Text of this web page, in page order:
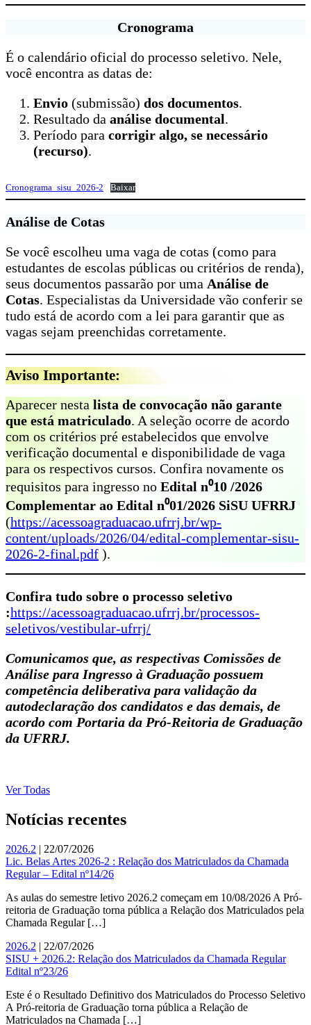
Cronograma
É o calendário oficial do processo seletivo. Nele,
você encontra as datas de:
Envio (submissão) dos documentos.
Resultado da análise documental.
Período para corrigir algo, se necessário
(recurso).
Cronograma_sisu_2026-2 Baixar
Análise de Cotas
Se você escolheu uma vaga de cotas (como para
estudantes de escolas públicas ou critérios de renda),
seus documentos passarão por uma Análise de
Cotas. Especialistas da Universidade vão conferir se
tudo está de acordo com a lei para garantir que as
vagas sejam preenchidas corretamente.
Aviso Importante:
Aparecer nesta lista de convocação não garante
que está matriculado. A seleção ocorre de acordo
com os critérios pré estabelecidos que envolve
verificação documental e disponibilidade de vaga
para os respectivos cursos. Confira novamente os
requisitos para ingresso no Edital n⁰10 /2026
Complementar ao Edital n⁰01/2026 SiSU UFRRJ
(https://acessoagraduacao.ufrrj.br/wp-
content/uploads/2026/04/edital-complementar-sisu-
2026-2-final.pdf ).
Confira tudo sobre o processo seletivo
:https://acessoagraduacao.ufrrj.br/processos-
seletivos/vestibular-ufrrj/
Comunicamos que, as respectivas Comissões de
Análise para Ingresso à Graduação possuem
competência deliberativa para validação da
autodeclaração dos candidatos e das demais, de
acordo com Portaria da Pró-Reitoria de Graduação
da UFRRJ.
Ver Todas
Notícias recentes
2026.2 | 22/07/2026
Lic. Belas Artes 2026-2 : Relação dos Matriculados da Chamada
Regular – Edital nº14/26
As aulas do semestre letivo 2026.2 começam em 10/08/2026 A Pró-
reitoria de Graduação torna pública a Relação dos Matriculados pela
Chamada Regular […]
2026.2 | 22/07/2026
SISU + 2026.2: Relação dos Matriculados da Chamada Regular
Edital nº23/26
Este é o Resultado Definitivo dos Matriculados do Processo Seletivo
A Pró-reitoria de Graduação torna pública a Relação de
Matriculados na Chamada […]